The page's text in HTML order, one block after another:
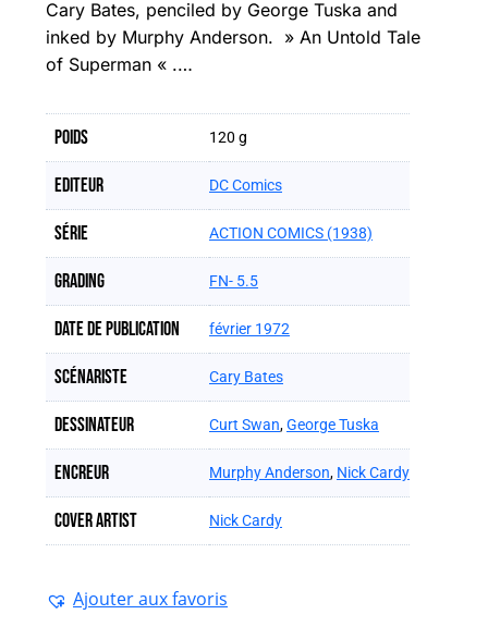
Cary Bates, penciled by George Tuska and
inked by Murphy Anderson. » An Untold Tale
of Superman « .…
Poids 120 g
Editeur DC Comics
Série ACTION COMICS (1938)
Grading FN- 5.5
Date de publication février 1972
Scénariste Cary Bates
Dessinateur Curt Swan,George Tuska
Encreur Murphy Anderson, Nick Cardy
Cover artist Nick Cardy
Ajouter aux favoris